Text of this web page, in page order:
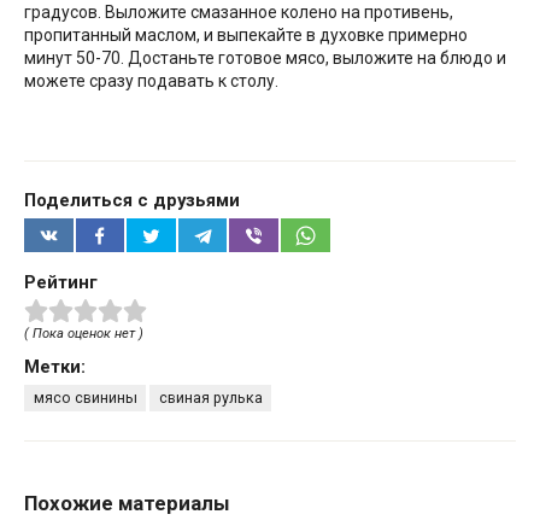
градусов. Выложите смазанное колено на противень,
пропитанный маслом, и выпекайте в духовке примерно
минут 50-70. Достаньте готовое мясо, выложите на блюдо и
можете сразу подавать к столу.
Поделиться с друзьями
Рейтинг
( Пока оценок нет )
Метки:
мясо свинины свиная рулька
Похожие материалы